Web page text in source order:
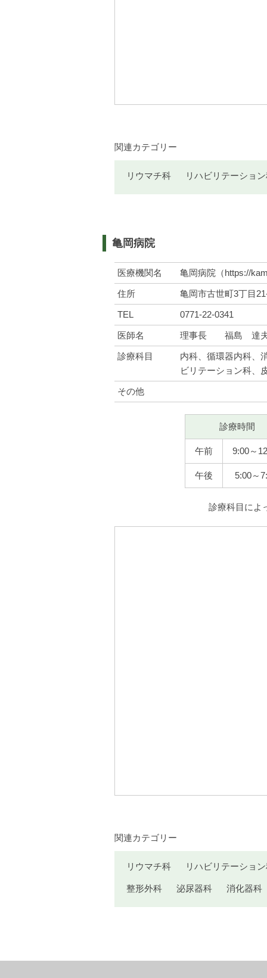
関連カテゴリー
リウマチ科 リハビリテーショ
亀岡病院
医療機関名 亀岡病院（https://
住所 亀岡市古世町3丁目
TEL 0771-22-0341
医師名 理事長 福島 達
診療科目
内科、循環器内科、
ビリテーション科、
その他
診療時間
午前 9:00～
午後 5:00～
診療科目によ
関連カテゴリー
リウマチ科 リハビリテーショ
整形外科 泌尿器科 消化器科